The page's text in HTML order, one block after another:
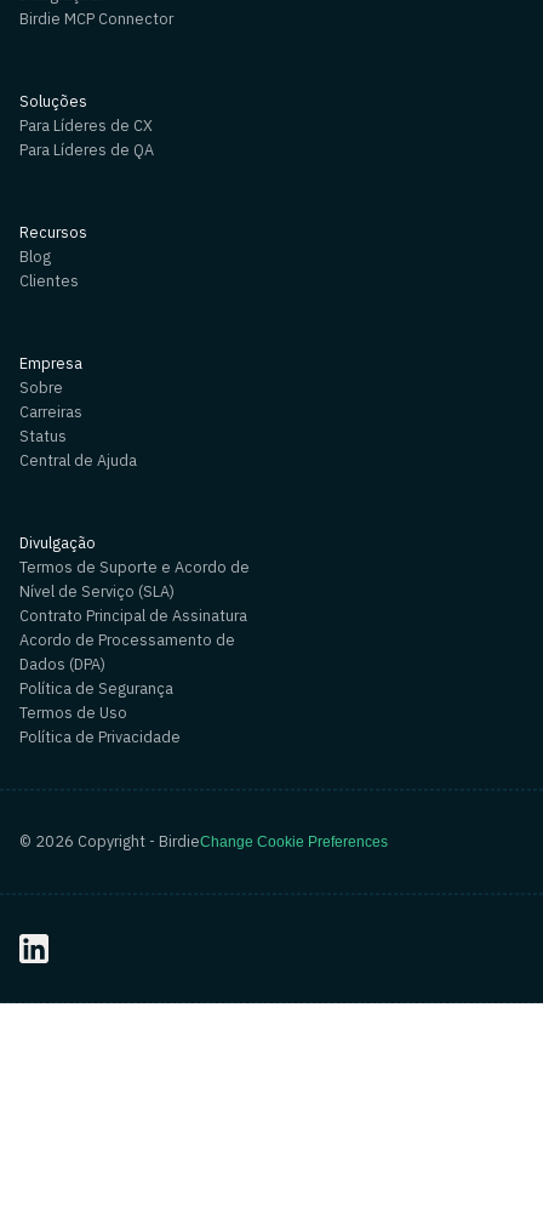
Birdie MCP Connector
Soluções
Para Líderes de CX
Para Líderes de QA
Recursos
Blog
Clientes
Empresa
Sobre
Carreiras
Status
Central de Ajuda
Divulgação
Termos de Suporte e Acordo de
Nível de Serviço (SLA)
Contrato Principal de Assinatura
Acordo de Processamento de
Dados (DPA)
Política de Segurança
Termos de Uso
Política de Privacidade
© 2026 Copyright - BirdieChange Cookie Preferences